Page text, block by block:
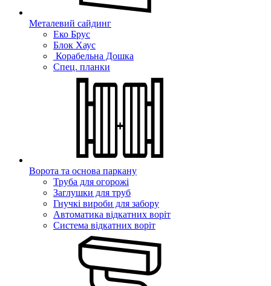
Металевий сайдинг
Еко Брус
Блок Хаус
Корабельна Дошка
Спец. планки
Ворота та основа паркану
Труба для огорожі
Заглушки для труб
Гнучкі вироби для забору
Автоматика відкатних воріт
Система відкатних воріт